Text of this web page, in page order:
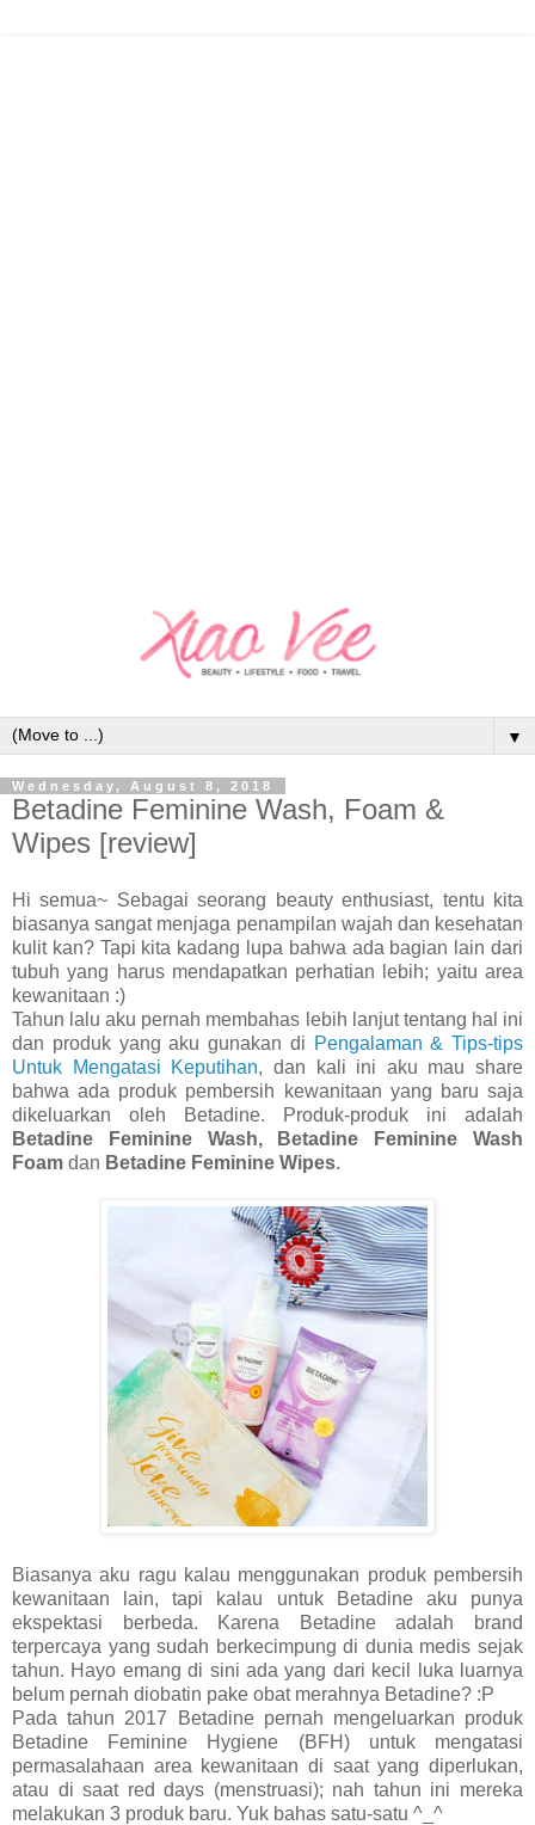
▼
Wednesday, August 8, 2018
Betadine Feminine Wash, Foam &
Wipes [review]
Hi semua~ Sebagai seorang beauty enthusiast, tentu kita
biasanya sangat menjaga penampilan wajah dan kesehatan
kulit kan? Tapi kita kadang lupa bahwa ada bagian lain dari
tubuh yang harus mendapatkan perhatian lebih; yaitu area
kewanitaan :)
Tahun lalu aku pernah membahas lebih lanjut tentang hal ini
dan produk yang aku gunakan di Pengalaman & Tips-tips
Untuk Mengatasi Keputihan, dan kali ini aku mau share
bahwa ada produk pembersih kewanitaan yang baru saja
dikeluarkan oleh Betadine. Produk-produk ini adalah
Betadine Feminine Wash, Betadine Feminine Wash
Foam dan Betadine Feminine Wipes.
Biasanya aku ragu kalau menggunakan produk pembersih
kewanitaan lain, tapi kalau untuk Betadine aku punya
ekspektasi berbeda. Karena Betadine adalah brand
terpercaya yang sudah berkecimpung di dunia medis sejak
tahun. Hayo emang di sini ada yang dari kecil luka luarnya
belum pernah diobatin pake obat merahnya Betadine? :P
Pada tahun 2017 Betadine pernah mengeluarkan produk
Betadine Feminine Hygiene (BFH) untuk mengatasi
permasalahaan area kewanitaan di saat yang diperlukan,
atau di saat red days (menstruasi); nah tahun ini mereka
melakukan 3 produk baru. Yuk bahas satu-satu ^_^